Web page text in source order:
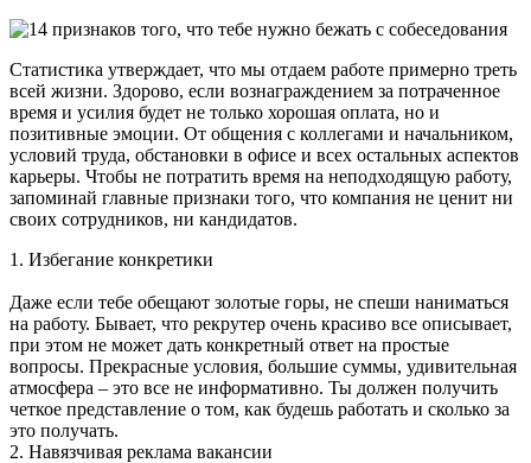
Статистика утверждает, что мы отдаем работе примерно треть
всей жизни. Здорово, если вознаграждением за потраченное
время и усилия будет не только хорошая оплата, но и
позитивные эмоции. От общения с коллегами и начальником,
условий труда, обстановки в офисе и всех остальных аспектов
карьеры. Чтобы не потратить время на неподходящую работу,
запоминай главные признаки того, что компания не ценит ни
своих сотрудников, ни кандидатов.
1. Избегание конкретики
Даже если тебе обещают золотые горы, не спеши наниматься
на работу. Бывает, что рекрутер очень красиво все описывает,
при этом не может дать конкретный ответ на простые
вопросы. Прекрасные условия, большие суммы, удивительная
атмосфера – это все не информативно. Ты должен получить
четкое представление о том, как будешь работать и сколько за
это получать.
2. Навязчивая реклама вакансии